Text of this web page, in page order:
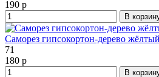
190 р
В
Саморез гипсокортон-дерево
71
180 р
В